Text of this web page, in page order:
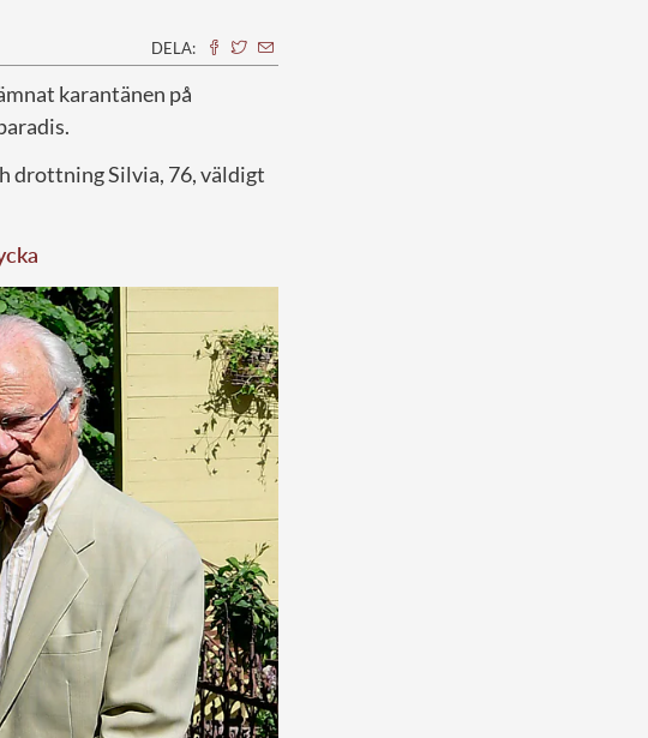
DELA:
karantänen på
drottning Silvia, 76, väldigt